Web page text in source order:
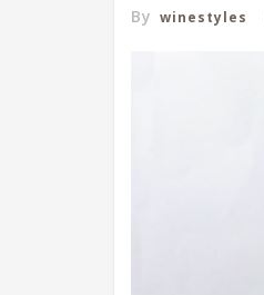
By winestyles